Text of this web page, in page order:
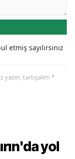
etmiş sayılırsınız
tartışalım *
yol